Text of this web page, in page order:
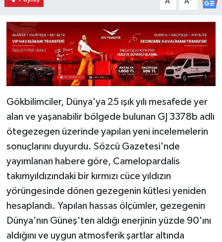
Gökbilimciler, Dünya'ya 25 ışık yılı mesafede yer
alan ve yaşanabilir bölgede bulunan GJ 3378b adlı
ötegezegen üzerinde yapılan yeni incelemelerin
sonuçlarını duyurdu. Sözcü Gazetesi'nde
yayımlanan habere göre, Camelopardalis
takımyıldızındaki bir kırmızı cüce yıldızın
yörüngesinde dönen gezegenin kütlesi yeniden
hesaplandı. Yapılan hassas ölçümler, gezegenin
Dünya'nın Güneş'ten aldığı enerjinin yüzde 90'ını
aldığını ve uygun atmosferik şartlar altında